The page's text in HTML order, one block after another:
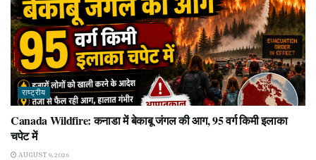
राष्ट्रीय
Canada Wildfire: कनाडा में बेकाबू जंगल की आग, 95 वर्ग किमी इलाका
चपेट में
AUGUST 9, 2026